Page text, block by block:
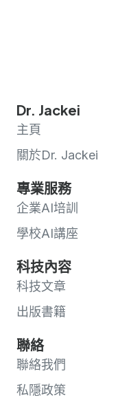
Dr. Jackei
主頁
關於Dr. Jackei
專業服務
企業AI培訓
學校AI講座
科技內容
科技文章
出版書籍
聯絡
聯絡我們
私隱政策